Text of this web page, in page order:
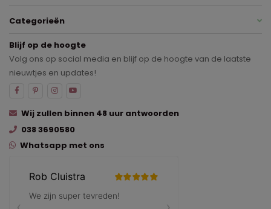
Categorieën
Blijf op de hoogte
Volg ons op social media en blijf op de hoogte van de laatste
nieuwtjes en updates!
Wij zullen binnen 48 uur antwoorden
038 3690580
Whatsapp met ons